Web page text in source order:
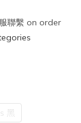
聯繫 on order
黑